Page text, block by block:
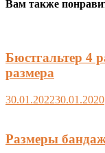
Вам также
Бюстгальтер 4
размера
30.01.202230.01.2020
Размеры